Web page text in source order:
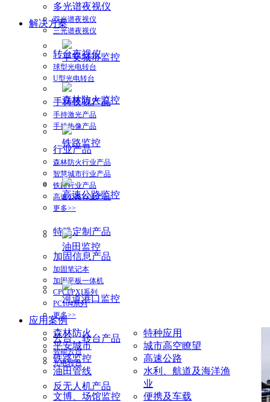
多光谱夜视仪
双光谱夜视仪
三光谱夜视仪
转台夜视仪
球型光电转台
U型光电转台
手持夜视产品
手持激光产品
手持热像产品
行业产品
森林防火行业产品
智慧城市行业产品
铁路行业产品
高速公路行业产品
更多>>
特殊定制产品
加固信息产品
加固笔记本
加固平板一体机
CPCI/PXI系列
PC104系列
更多>>
云台、转台产品
智能云台
光电转台
反无人机产品
解决方案
平安城市监控
森林防火监控
铁路监控
高速公路监控
油田监控
河道港口监控
应用案例
森林防火
特种应用
平安城市
城市高空瞭望
铁路监控
高速公路
油田管线
水利、航道及海洋渔
业
文博、场馆监控
便携及车载